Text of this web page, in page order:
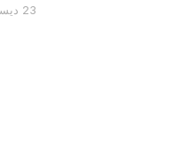
23 ديسمبر، 2025